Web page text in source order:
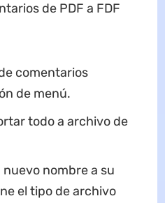
de PDF a FDF
comentarios
de menú.
todo a archivo de
nombre a su
el tipo de archivo